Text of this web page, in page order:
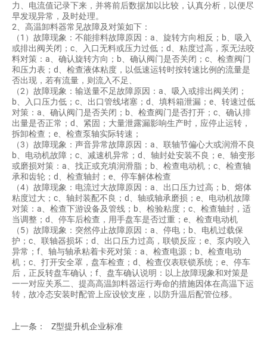
力、电流值记录下来，并将前后数据加以比较，认真分析，以便尽
早发现异常，及时处理。
2、高温卸料器常见故障及对策如下：
（1）故障现象：不能排料故障原因：a、旋转方向相反；b、吸入
或排出阀关闭；c、入口无料或压力过低；d、粘度过高，泵无法咬
料对策：a、确认旋转方向；b、确认阀门是否关闭；c、检查阀门
和压力表；d、检查液体粘度，以低速运转时按转速比例的流量是
否出现，若有流量，则流入不足、
（2）故障现象：输送量不足故障原因：a、吸入或排出阀关闭；
b、入口压力低；c、出口管线堵塞；d、填料箱泄漏；e、转速过低
对策：a、确认阀门是否关闭；b、检查阀门是否打开；c、确认排
出量是否正常；d、紧固；大量泄露漏影响生产时，应停止运转，
拆卸检查；e、检查泵轴实际转速；
（3）故障现象：声音异常故障原因：a、联轴节偏心大或润滑不良
b、电动机故障；c、减速机异常；d、轴封处安装不良；e、轴变形
或磨损对策：a、找正或充填润滑脂；b、检查电动机；c、检查轴
承和齿轮；d、检查轴封；e、停车解体检查
（4）故障现象：电流过大故障原因：a、出口压力过高；b、熔体
粘度过大；c、轴封装配不良；d、轴或轴承磨损；e、电动机故障
对策：a、检查下游设备及管线；b、检验粘度；c、检查轴封，适
当调整；d、停车后检查，用手盘车是否过重；e、检查电动机
（5）故障现象：突然停止故障原因：a、停电；b、电机过载保
护；c、联轴器损坏；d、出口压力过高，联锁反应；e、泵内咬入
异常；f、轴与轴承粘着卡死对策：a、检查电源；b、检查电动
机；c、打开安全罩，盘车检查；d、检查仪表联锁系统；e、停车
后，正反转盘车确认；f、盘车确认说明：以上故障现象和对策是
一一对应关系二、提高高温卸料器运行寿命的措施因体在高温下运
转，故冷态安装时配管上应设铰支座，以防升温后配管位移。
上一条： Z型提升机企业标准